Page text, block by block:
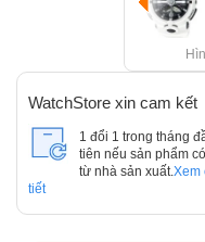
WatchStore xin cam kết
1 đổi 1 trong tháng
tiên nếu sản phẩm
từ nhà sản xuất. Xem
tiết